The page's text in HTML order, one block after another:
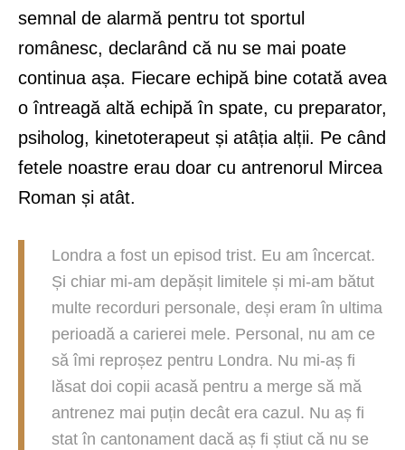
semnal de alarmă pentru tot sportul
românesc, declarând că nu se mai poate
continua așa. Fiecare echipă bine cotată avea
o întreagă altă echipă în spate, cu preparator,
psiholog, kinetoterapeut și atâția alții. Pe când
fetele noastre erau doar cu antrenorul Mircea
Roman și atât.
Londra a fost un episod trist. Eu am încercat.
Și chiar mi-am depășit limitele și mi-am bătut
multe recorduri personale, deși eram în ultima
perioadă a carierei mele. Personal, nu am ce
să îmi reproșez pentru Londra. Nu mi-aș fi
lăsat doi copii acasă pentru a merge să mă
antrenez mai puțin decât era cazul. Nu aș fi
stat în cantonament dacă aș fi știut că nu se